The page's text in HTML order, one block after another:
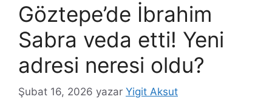
Göztepe’de İbrahim
Sabra veda etti! Yeni
adresi neresi oldu?
Şubat 16, 2026 yazar Yigit Aksut